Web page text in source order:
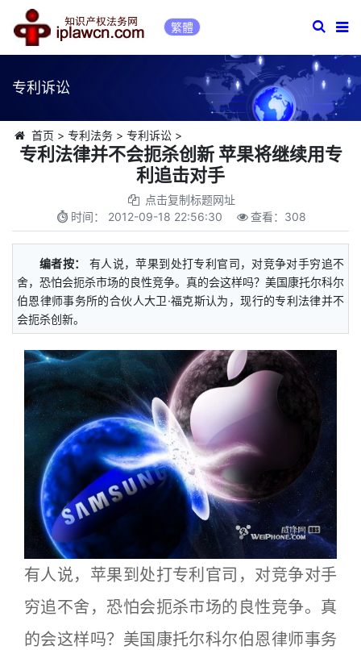
繁體
专利诉讼
首页 > 专利法务> 专利诉讼>
专利法律并不会扼杀创新 苹果将继续用专
利追击对手
点击复制标题网址
时间： 2012-09-18 22:56:30 查看： 308
编者按：
有人说，苹果到处打专利官司，对竞争对手穷追不
舍，恐怕会扼杀市场的良性竞争。真的会这样吗？美国康托尔科尔
伯恩律师事务所的合伙人大卫·福克斯认为，现行的专利法律并不
会扼杀创新。
有人说，苹果到处打专利官司，对竞争对手
穷追不舍，恐怕会扼杀市场的良性竞争。真
的会这样吗？美国康托尔科尔伯恩律师事务